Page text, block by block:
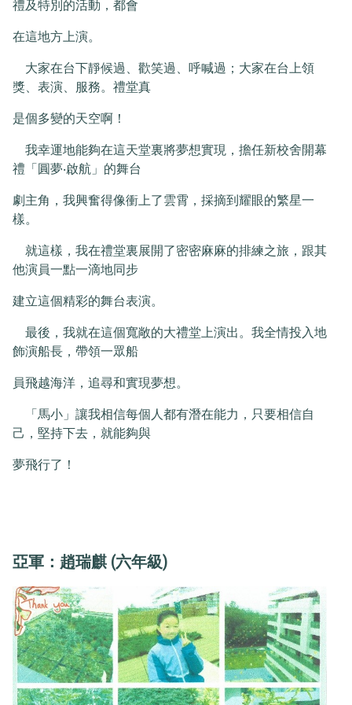
禮及特別的活動，都會
在這地方上演。
大家在台下靜候過、歡笑過、呼喊過；大家在台上領
獎、表演、服務。禮堂真
是個多變的天空啊！
我幸運地能夠在這天堂裏將夢想實現，擔任新校舍開幕
禮「圓夢‧啟航」的舞台
劇主角，我興奮得像衝上了雲霄，採摘到耀眼的繁星一
樣。
就這樣，我在禮堂裏展開了密密麻麻的排練之旅，跟其
他演員一點一滴地同步
建立這個精彩的舞台表演。
最後，我就在這個寬敞的大禮堂上演出。我全情投入地
飾演船長，帶領一眾船
員飛越海洋，追尋和實現夢想。
「馬小」讓我相信每個人都有潛在能力，只要相信自
己，堅持下去，就能夠與
夢飛行了！
亞軍：趙瑞麒 (六年級)